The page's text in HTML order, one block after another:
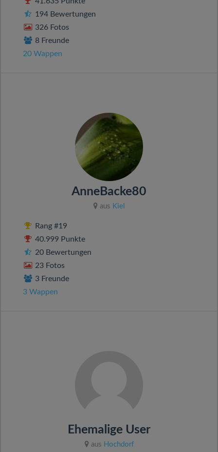
194 Bewertungen
326 Fotos
8 Freunde
20 Wappen
AnneBacke80
aus Kiel
Rang #19
40.999 Punkte
20 Bewertungen
23 Fotos
3 Freunde
3 Wappen
Ehemalige User
aus Hochdorf